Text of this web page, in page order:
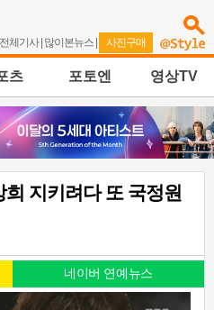
전체기사| 많이본뉴스 | 사진구매
츠 포토엔 영상TV
희 지키려다 또 국정원
네이버 연예뉴스